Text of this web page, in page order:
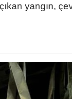
yangın,